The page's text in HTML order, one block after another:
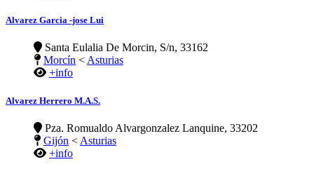
Alvarez Garcia -jose Lui
Santa Eulalia De Morcin, S/n, 33162
Morcín <Asturias
+info
Alvarez Herrero M.A.S.
Pza. Romualdo Alvargonzalez Lanquine, 33202
Gijón < Asturias
+info